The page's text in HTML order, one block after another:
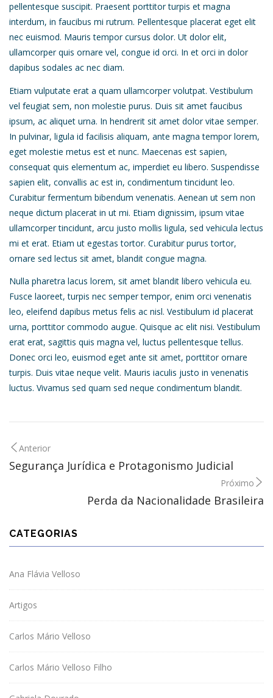
pellentesque suscipit. Praesent porttitor turpis et magna
interdum, in faucibus mi rutrum. Pellentesque placerat eget elit
nec euismod. Mauris tempor cursus dolor. Ut dolor elit,
ullamcorper quis ornare vel, congue id orci. In et orci in dolor
dapibus sodales ac nec diam.
Etiam vulputate erat a quam ullamcorper volutpat. Vestibulum
vel feugiat sem, non molestie purus. Duis sit amet faucibus
ipsum, ac aliquet urna. In hendrerit sit amet dolor vitae semper.
In pulvinar, ligula id facilisis aliquam, ante magna tempor lorem,
eget molestie metus est et nunc. Maecenas est sapien,
consequat quis elementum ac, imperdiet eu libero. Suspendisse
sapien elit, convallis ac est in, condimentum tincidunt leo.
Curabitur fermentum bibendum venenatis. Aenean ut sem non
neque dictum placerat in ut mi. Etiam dignissim, ipsum vitae
ullamcorper tincidunt, arcu justo mollis ligula, sed vehicula lectus
mi et erat. Etiam ut egestas tortor. Curabitur purus tortor,
ornare sed lectus sit amet, blandit congue magna.
Nulla pharetra lacus lorem, sit amet blandit libero vehicula eu.
Fusce laoreet, turpis nec semper tempor, enim orci venenatis
leo, eleifend dapibus metus felis ac nisl. Vestibulum id placerat
urna, porttitor commodo augue. Quisque ac elit nisi. Vestibulum
erat erat, sagittis quis magna vel, luctus pellentesque tellus.
Donec orci leo, euismod eget ante sit amet, porttitor ornare
turpis. Duis vitae neque velit. Mauris iaculis justo in venenatis
luctus. Vivamus sed quam sed neque condimentum blandit.
Anterior
Segurança Jurídica e Protagonismo Judicial
Próximo
Perda da Nacionalidade Brasileira
CATEGORIAS
Ana Flávia Velloso
Artigos
Carlos Mário Velloso
Carlos Mário Velloso Filho